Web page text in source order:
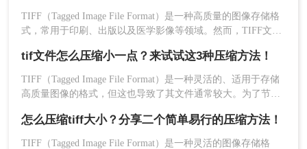
话框中选择TIFF格式。
法（如LZW），并调整压缩质量。
6、点击“确定”按钮，完成TIFF文件的压缩。
TIFF（Tagged Image File Format）是一种高质量的图像存储格
式，常用于印刷、出版以及医学影像等领域。然而，TIFF文件
压缩tiff图片呢？本文将介绍三种压缩TIFF图片的方法。
tif文件怎么压缩小一点？来试试这3种压缩方法！
TIFF（Tagged Image File Format）是一种灵活的、适用于存储
高质量图像的格式，但这也导致了其文件通常较大。为了节省
tif文件怎么压缩小一点呢？本文将介绍三种压缩TIFF文件的方
法。
怎么压缩tiff大小？分享二个简单易行的压缩方法！
TIFF（Tagged Image File Format）是一种灵活的图像存储格